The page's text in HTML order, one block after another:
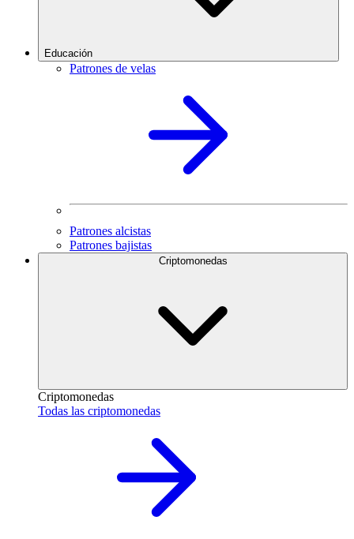
Educación
Patrones de velas
Patrones alcistas
Patrones bajistas
Criptomonedas
Todas las criptomonedas